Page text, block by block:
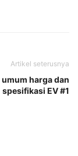
Artikel seterusnya
umum harga dan
spesifikasi EV #1